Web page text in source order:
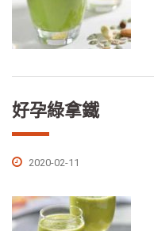
好孕綠拿鐵
2020-02-11